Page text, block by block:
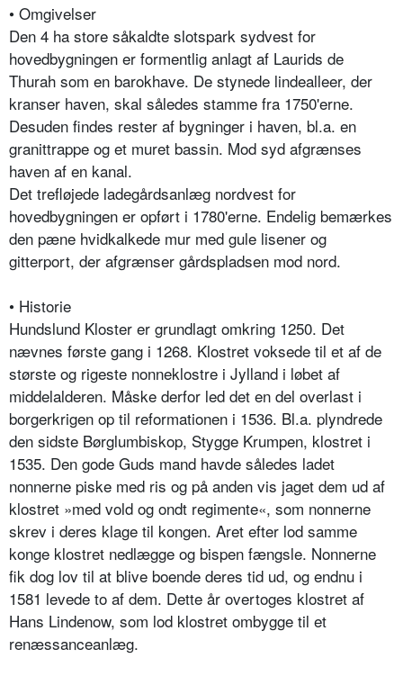
• Omgivelser
Den 4 ha store såkaldte slotspark sydvest for
hovedbygningen er formentlig anlagt af Laurids de
Thurah som en barokhave. De stynede lindealleer, der
kranser haven, skal således stamme fra 1750'erne.
Desuden findes rester af bygninger i haven, bl.a. en
granittrappe og et muret bassin. Mod syd afgrænses
haven af en kanal.
Det trefløjede ladegårdsanlæg nordvest for
hovedbygningen er opført i 1780'erne. Endelig bemærkes
den pæne hvidkalkede mur med gule lisener og
gitterport, der afgrænser gårdspladsen mod nord.
• Historie
Hundslund Kloster er grundlagt omkring 1250. Det
nævnes første gang i 1268. Klostret voksede til et af de
største og rigeste nonneklostre i Jylland i løbet af
middelalderen. Måske derfor led det en del overlast i
borgerkrigen op til reformationen i 1536. Bl.a. plyndrede
den sidste Børglumbiskop, Stygge Krumpen, klostret i
1535. Den gode Guds mand havde således ladet
nonnerne piske med ris og på anden vis jaget dem ud af
klostret »med vold og ondt regimente«, som nonnerne
skrev i deres klage til kongen. Aret efter lod samme
konge klostret nedlægge og bispen fængsle. Nonnerne
fik dog lov til at blive boende deres tid ud, og endnu i
1581 levede to af dem. Dette år overtoges klostret af
Hans Lindenow, som lod klostret ombygge til et
renæssanceanlæg.